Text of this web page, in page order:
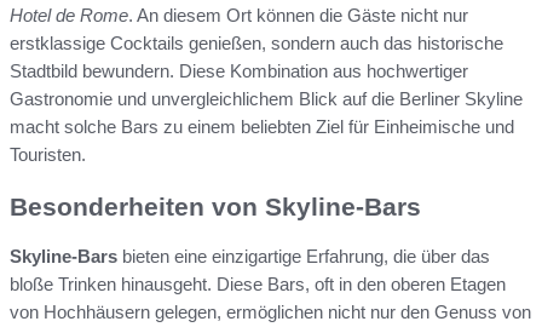
Hotel de Rome. An diesem Ort können die Gäste nicht nur
erstklassige Cocktails genießen, sondern auch das historische
Stadtbild bewundern. Diese Kombination aus hochwertiger
Gastronomie und unvergleichlichem Blick auf die Berliner Skyline
macht solche Bars zu einem beliebten Ziel für Einheimische und
Touristen.
Besonderheiten von Skyline-Bars
Skyline-Bars bieten eine einzigartige Erfahrung, die über das
bloße Trinken hinausgeht. Diese Bars, oft in den oberen Etagen
von Hochhäusern gelegen, ermöglichen nicht nur den Genuss von